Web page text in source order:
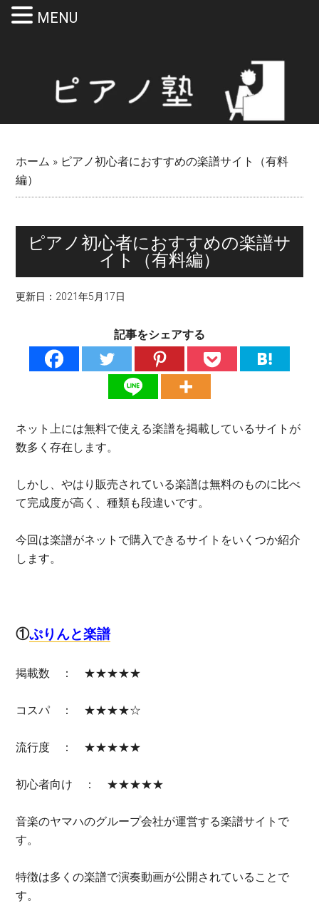
ホーム » ピアノ初心者におすすめの楽譜サイト（有料
編）
ピアノ初心者におすすめの楽譜サ
イト（有料編）
更新日： 2021年5月17日
記事をシェアする
ネット上には無料で使える楽譜を掲載しているサイトが
数多く存在します。
しかし、やはり販売されている楽譜は無料のものに比べ
て完成度が高く、種類も段違いです。
今回は楽譜がネットで購入できるサイトをいくつか紹介
します。
①ぷりんと楽譜
掲載数 ： ★★★★★
コスパ ： ★★★★☆
流行度 ： ★★★★★
初心者向け ： ★★★★★
音楽のヤマハのグループ会社が運営する楽譜サイトで
す。
特徴は多くの楽譜で演奏動画が公開されていることで
す。
MENU